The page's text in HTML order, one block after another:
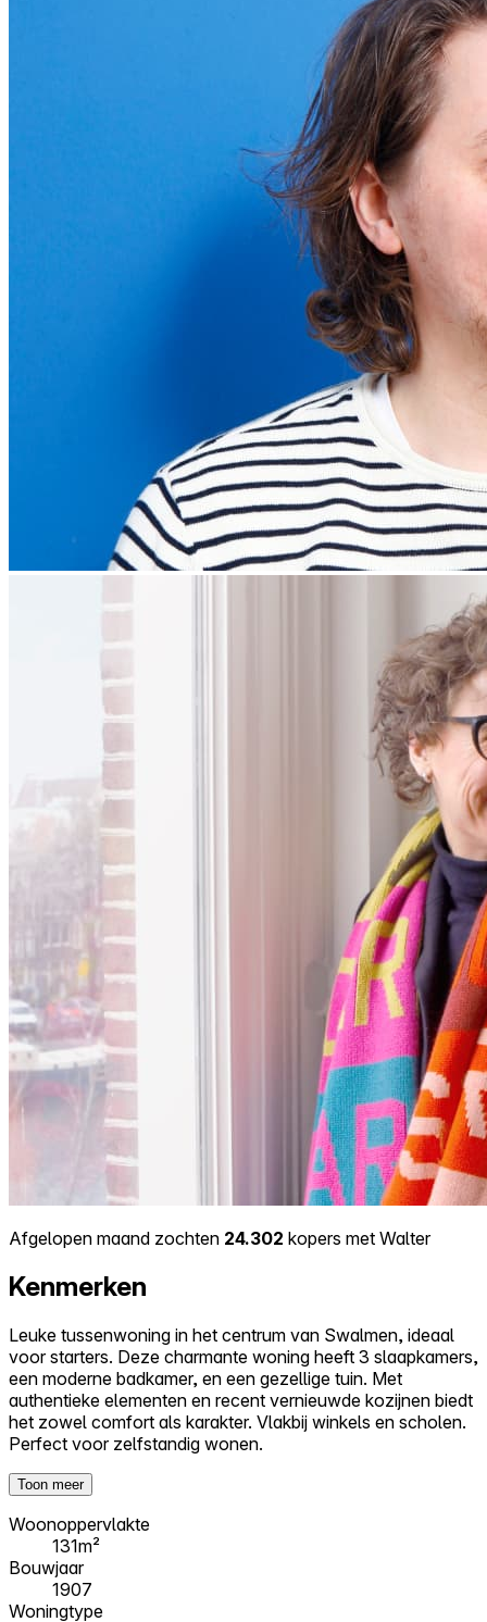
Afgelopen maand zochten 24.302 kopers met Walter
Kenmerken
Leuke tussenwoning in het centrum van Swalmen, ideaal
voor starters. Deze charmante woning heeft 3 slaapkamers,
een moderne badkamer, en een gezellige tuin. Met
authentieke elementen en recent vernieuwde kozijnen biedt
het zowel comfort als karakter. Vlakbij winkels en scholen.
Perfect voor zelfstandig wonen.
Toon meer
Woonoppervlakte
131m²
Bouwjaar
1907
Woningtype